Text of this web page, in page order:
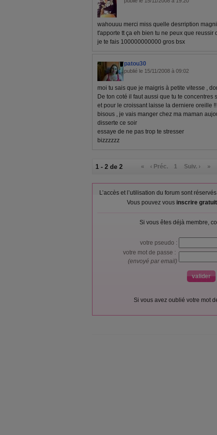
wahouuu merci miss quelle desrription
t'apporte tt ça eh bien tu ne peux que reussir
je te fais 100000000000 gros bsx
patou30
publié le 15/11/2008 à 09:02
moi tu sais que je maigris à petite vitesse ,
De ton coté il faut aussi que tu te concentres
et pour le croissant laisse la derniere oreille !!
bisous , je vais manger chez ma maman
disserte ce soir
essaye de ne pas trop te stresser
bizzzzzz
1 - 2 de 2 « ‹ Préc. 1 Suiv. › »
L’accès et l’utilisation du forum sont
Vous pouvez vous inscrire
Si vous êtes déjà membre,
votre pseudo :
votre mot de passe :
(envoyé par email)
Si vous avez oublié votre mot